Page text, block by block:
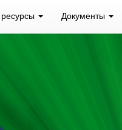
Документы